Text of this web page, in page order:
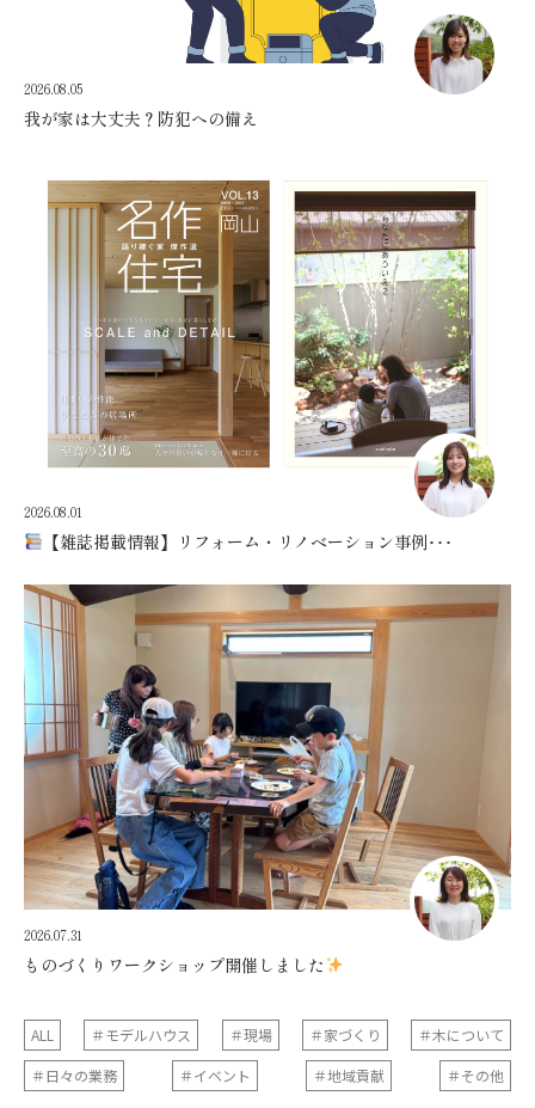
2026.08.05
我が家は大丈夫？防犯への備え
2026.08.01
【雑誌掲載情報】リフォーム・リノベーション事例･･･
2026.07.31
ものづくりワークショップ開催しました
ALL ＃モデルハウス ＃現場 ＃家づくり
＃木について
＃日々の業務
＃イベント ＃地域貢献 ＃その他